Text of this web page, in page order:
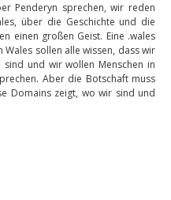
Penderyn sprechen, wir reden
über die Geschichte und die
einen großen Geist. Eine .wales
sollen alle wissen, dass wir
sind und wir wollen Menschen in
Aber die Botschaft muss
Domains zeigt, wo wir sind und